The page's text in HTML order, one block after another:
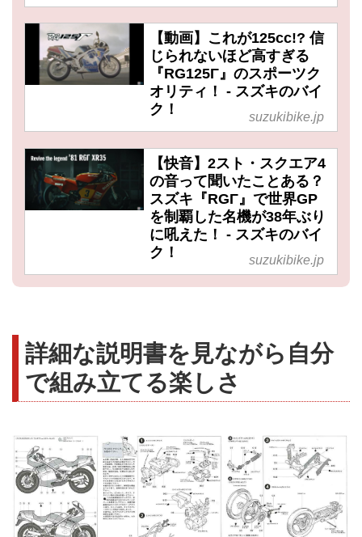
【動画】これが125cc!? 信
じられないほど高すぎる
『RG125Γ』のスポーツク
オリティ！ - スズキのバイ
ク！
suzukibike.jp
【快音】2スト・スクエア4
の音って聞いたことある？
スズキ『RGΓ』で世界GP
を制覇した名機が38年ぶり
に吼えた！ - スズキのバイ
ク！
suzukibike.jp
詳細な説明書を見ながら自分
で組み立てる楽しさ